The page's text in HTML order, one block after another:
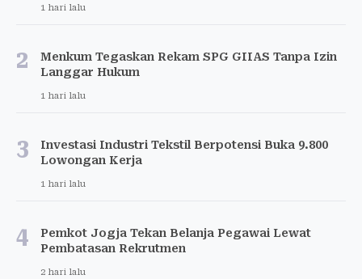
1 hari lalu
2
Menkum Tegaskan Rekam SPG GIIAS Tanpa Izin
Langgar Hukum
1 hari lalu
3
Investasi Industri Tekstil Berpotensi Buka 9.800
Lowongan Kerja
1 hari lalu
4
Pemkot Jogja Tekan Belanja Pegawai Lewat
Pembatasan Rekrutmen
2 hari lalu